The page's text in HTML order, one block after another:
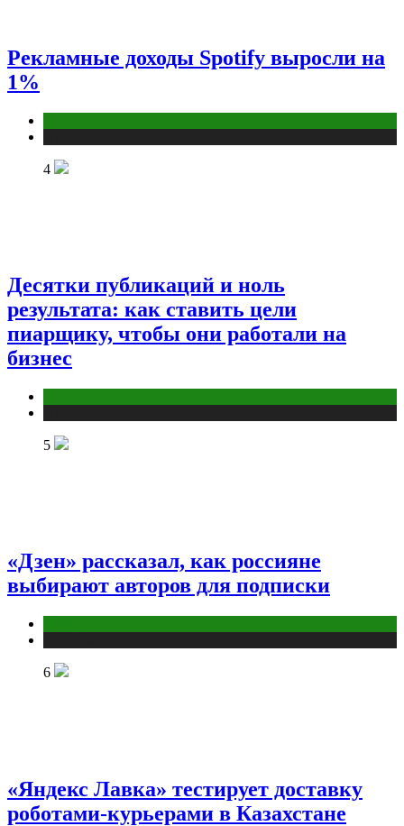
Рекламные доходы Spotify выросли на
1%
4
Десятки публикаций и ноль
результата: как ставить цели
пиарщику, чтобы они работали на
бизнес
5
«Дзен» рассказал, как россияне
выбирают авторов для подписки
6
«Яндекс Лавка» тестирует доставку
роботами-курьерами в Казахстане